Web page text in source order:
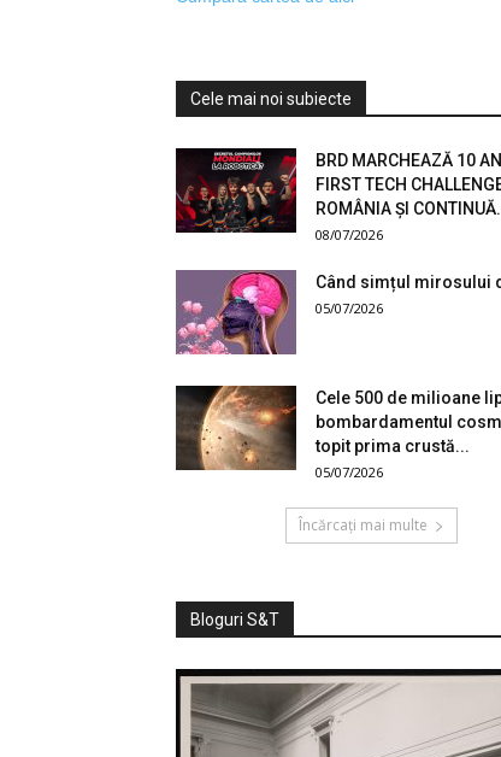
Cele mai noi subiecte
BRD MARCHEAZĂ 10
FIRST TECH
ROMÂNIA ȘI
08/07/2026
Când simțul mirosului
05/07/2026
Cele 500 de milioane
bombardamentul
topit prima crustă...
05/07/2026
Încărcați mai multe
Bloguri S&T